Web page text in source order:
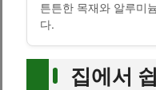
튼튼한 목재와 알루미
다.
집에서